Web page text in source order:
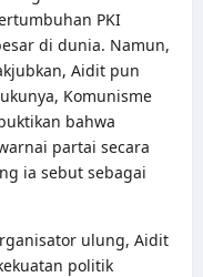
PKI
di dunia. Namun,
Aidit pun
Komunisme
bahwa
partai secara
ia sebut sebagai
ulung, Aidit
politik